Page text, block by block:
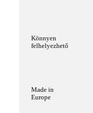
Könnyen
felhelyezhető
Made in
Europe